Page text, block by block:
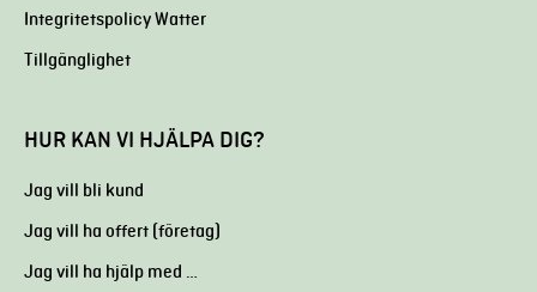
Integritetspolicy Watter
Tillgänglighet
HUR KAN VI HJÄLPA DIG?
Jag vill bli kund
Jag vill ha offert (företag)
Jag vill ha hjälp med …